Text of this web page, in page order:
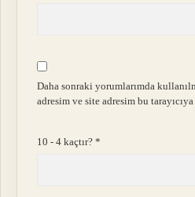
Daha sonraki yorumlarımda
adresim ve site adresim bu
10 - 4 kaçtır?*